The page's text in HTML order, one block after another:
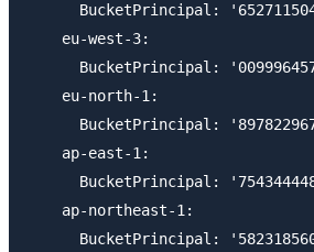
BucketPrincipal:
    eu-west-3:
BucketPrincipal:
    eu-north-1:
BucketPrincipal:
    ap-east-1:
BucketPrincipal:
    ap-northeast-1:
BucketPrincipal: